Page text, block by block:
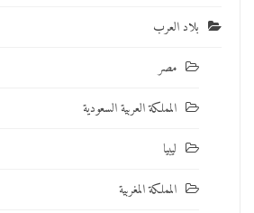
بلاد العرب
مصر
المملكة العربية السعودية
ليبيا
المملكة المغربية